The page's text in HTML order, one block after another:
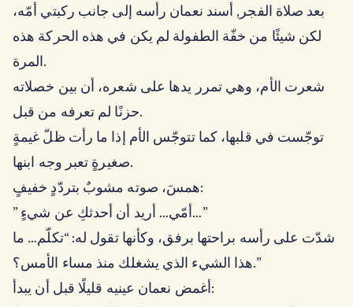
بعد صلاة الفجر, أسند نعمان رأسه إلى جانب ركبتي أمّه،
لكن شيئًا من خفّة الطفولة لم يكن في هذه الحركة هذه
المرة.
شعرت الأم، وهي تمرر يدها على شعره، أن بين خصلاته
حزنًا لم تعرفه من قبل.
توجّست في قلبها، كما تتوجّس الأم إذا ما رأت ظلّ غيمةٍ
صغيرةٍ تعبر وجه ابنها.
همسَ، صوته مشوبٌ بتردّدٍ خفيفٍ:
” أمّي… أريد أن أحدثكِ عن شيءٍ…”
شدّت على رأسه براحتها برفق، وكأنها تقول له: “تكلّم… ما
هذا الشيء الذي يشغلك منذ مساء الأمس؟.”
أغمض نعمان عينيه قليلًا قبل أن يبدأ: